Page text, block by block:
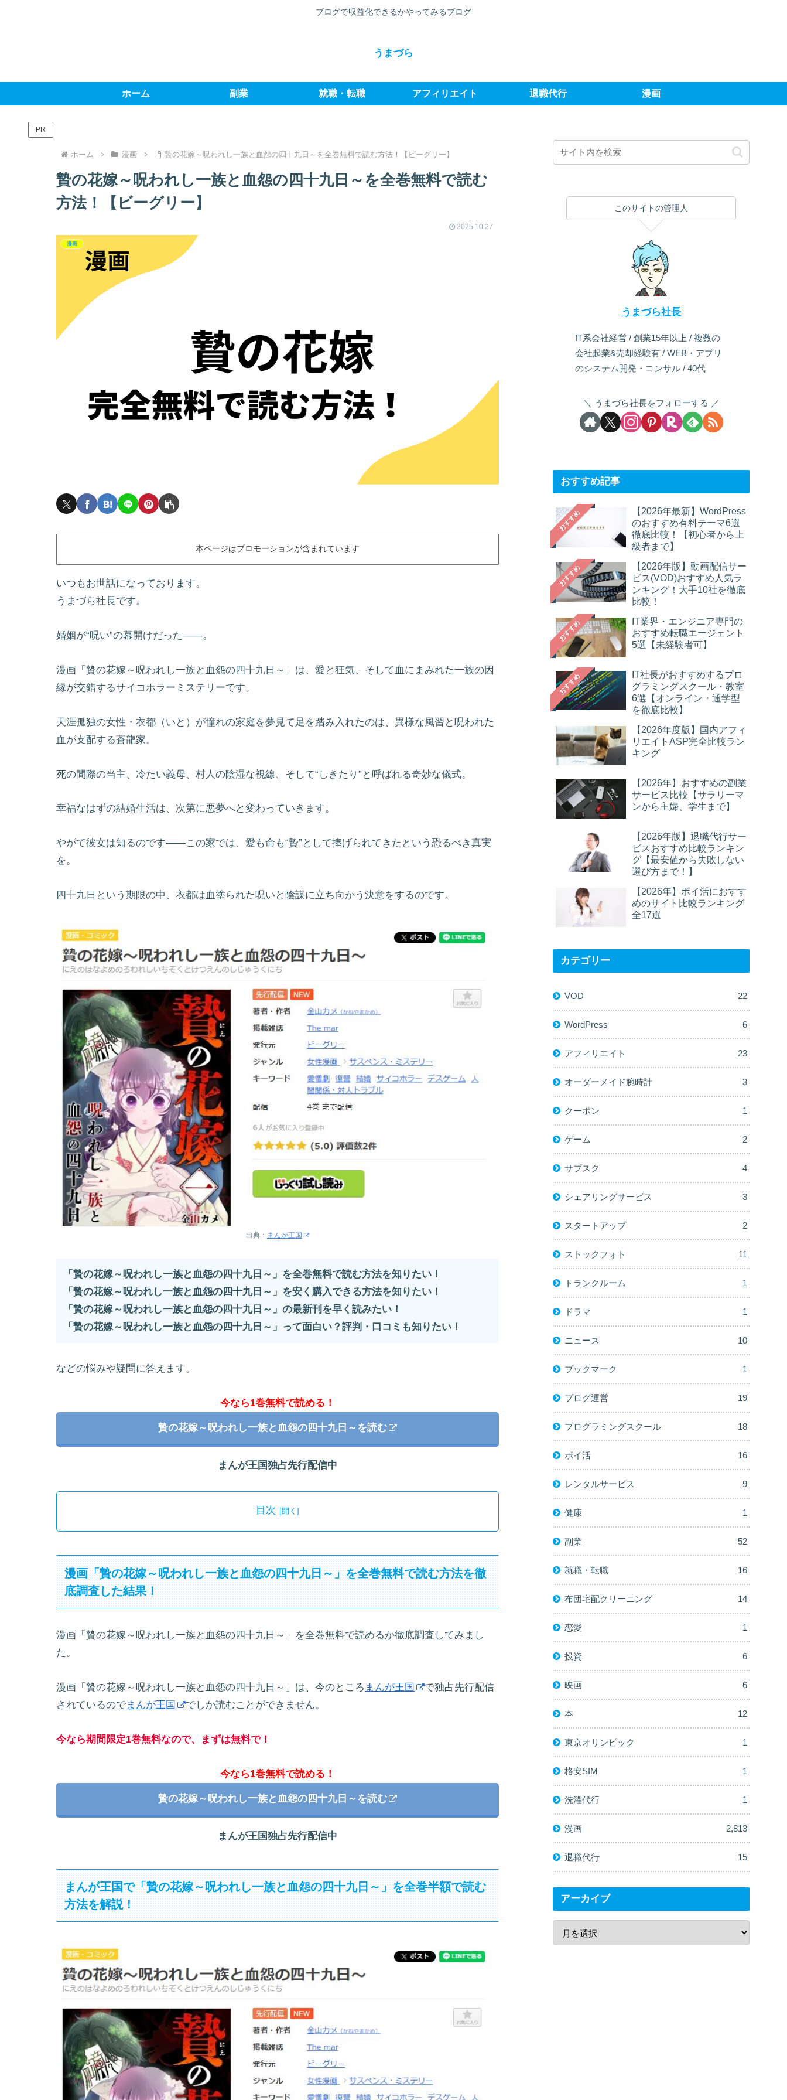
ブログで収益化できるかやってみるブログ
うまづら
ホーム 副業 就職・転職 アフィリエイト 退職代行 漫画
PR
ホーム 漫画 贄の花嫁～呪われし一族と血怨の四十九日～を全巻無料で読む方法！【ビーグリー】
贄の花嫁～呪われし一族と血怨の四十九日～を全巻無料で読む
方法！【ビーグリー】
2025.10.27
漫画
本ページはプロモーションが含まれています
いつもお世話になっております。
うまづら社長です。
婚姻が“呪い”の幕開けだった――。
漫画「贄の花嫁～呪われし一族と血怨の四十九日～」は、愛と狂気、そして血にまみれた一族の因
縁が交錯するサイコホラーミステリーです。
天涯孤独の女性・衣都（いと）が憧れの家庭を夢見て足を踏み入れたのは、異様な風習と呪われた
血が支配する蒼龍家。
死の間際の当主、冷たい義母、村人の陰湿な視線、そして“しきたり”と呼ばれる奇妙な儀式。
幸福なはずの結婚生活は、次第に悪夢へと変わっていきます。
やがて彼女は知るのです――この家では、愛も命も“贄”として捧げられてきたという恐るべき真実
を。
四十九日という期限の中、衣都は血塗られた呪いと陰謀に立ち向かう決意をするのです。
出典： まんが王国
「贄の花嫁～呪われし一族と血怨の四十九日～」を全巻無料で読む方法を知りたい！
「贄の花嫁～呪われし一族と血怨の四十九日～」を安く購入できる方法を知りたい！
「贄の花嫁～呪われし一族と血怨の四十九日～」の最新刊を早く読みたい！
「贄の花嫁～呪われし一族と血怨の四十九日～」って面白い？評判・口コミも知りたい！
などの悩みや疑問に答えます。
今なら1巻無料で読める！
贄の花嫁～呪われし一族と血怨の四十九日～を読む
まんが王国独占先行配信中
目次
漫画「贄の花嫁～呪われし一族と血怨の四十九日～」を全巻無料で読む方法を徹
底調査した結果！
漫画「贄の花嫁～呪われし一族と血怨の四十九日～」を全巻無料で読めるか徹底調査してみまし
た。
漫画「贄の花嫁～呪われし一族と血怨の四十九日～」は、今のところ まんが王国
で独占先行配信
されているのでまんが王国 でしか読むことができません。
今なら期間限定1巻無料なので、まずは無料で！
今なら1巻無料で読める！
贄の花嫁～呪われし一族と血怨の四十九日～を読む
まんが王国独占先行配信中
まんが王国で「贄の花嫁～呪われし一族と血怨の四十九日～」を全巻半額で読む
方法を解説！
このサイトの管理人
うまづら社長
IT系会社経営 / 創業15年以上 / 複数の
会社起業&売却経験有 / WEB・アプリ
のシステム開発・コンサル / 40代
うまづら社長をフォローする
おすすめ記事
おすすめ
【2026年最新】WordPress
のおすすめ有料テーマ6選
徹底比較！【初心者から上
級者まで】
おすすめ
【2026年版】動画配信サー
ビス(VOD)おすすめ人気ラ
ンキング！大手10社を徹底
比較！
おすすめ
IT業界・エンジニア専門の
おすすめ転職エージェント
5選【未経験者可】
おすすめ
IT社長がおすすめするプロ
グラミングスクール・教室
6選【オンライン・通学型
を徹底比較】
【2026年度版】国内アフィ
リエイトASP完全比較ラン
キング
【2026年】おすすめの副業
サービス比較【サラリーマ
ンから主婦、学生まで】
【2026年版】退職代行サー
ビスおすすめ比較ランキン
グ【最安値から失敗しない
選び方まで！】
【2026年】ポイ活におすす
めのサイト比較ランキング
全17選
カテゴリー
VOD 22
WordPress 6
アフィリエイト 23
オーダーメイド腕時計 3
クーポン 1
ゲーム 2
サブスク 4
シェアリングサービス 3
スタートアップ 2
ストックフォト 11
トランクルーム 1
ドラマ 1
ニュース 10
ブックマーク 1
ブログ運営 19
プログラミングスクール 18
ポイ活 16
レンタルサービス 9
健康 1
副業 52
就職・転職 16
布団宅配クリーニング 14
恋愛 1
投資 6
映画 6
本 12
東京オリンピック 1
格安SIM 1
洗濯代行 1
漫画 2,813
退職代行 15
アーカイブ